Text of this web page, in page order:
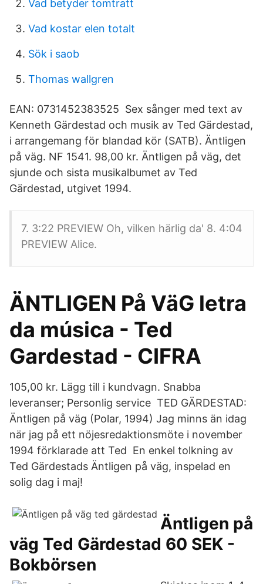
Vad betyder tomtratt
Vad kostar elen totalt
Sök i saob
Thomas wallgren
EAN: 0731452383525 Sex sånger med text av
Kenneth Gärdestad och musik av Ted Gärdestad,
i arrangemang för blandad kör (SATB). Äntligen
på väg. NF 1541. 98,00 kr. Äntligen på väg, det
sjunde och sista musikalbumet av Ted
Gärdestad, utgivet 1994.
7. 3:22 PREVIEW Oh, vilken härlig da' 8. 4:04
PREVIEW Alice.
ÄNTLIGEN På VäG letra
da música - Ted
Gardestad - CIFRA
105,00 kr. Lägg till i kundvagn. Snabba
leveranser; Personlig service TED GÄRDESTAD:
Äntligen på väg (Polar, 1994) Jag minns än idag
när jag på ett nöjesredaktionsmöte i november
1994 förklarade att Ted En enkel tolkning av
Ted Gärdestads Äntligen på väg, inspelad en
solig dag i maj!
Äntligen på
väg Ted Gärdestad 60 SEK -
Bokbörsen